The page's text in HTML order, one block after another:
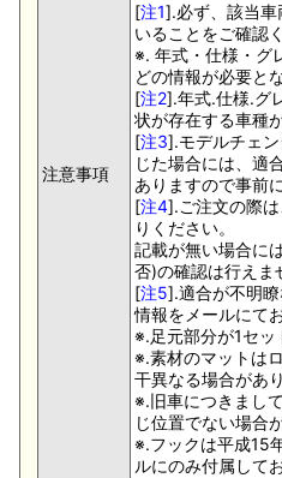
注意事項
[注1].必ず、該当車
いることをご確認
※. 年式・仕様・グ
どの情報が必要と
[注2].年式.仕様.グ
状が存在する車種
[注3].モデルチェ
じた場合には、適
ありますので事前
[注4].ご注文の際
りください。
記載が無い場合に
否)の確認は行えま
[注5].適合が不明
情報をメールにて
※.足元部分が1セッ
※.素材のマットは
干異なる場合があり
※.旧車につきまし
じ位置でない場合
※.フックは平成15
ルにのみ付属して